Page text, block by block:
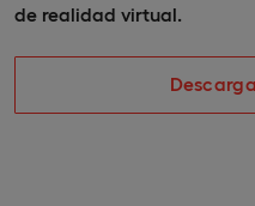
de realidad virtual.